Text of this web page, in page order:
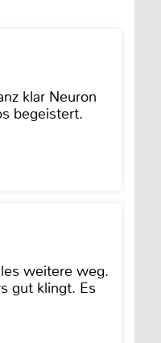
klar Neuron
begeistert.
weitere weg.
gut klingt. Es